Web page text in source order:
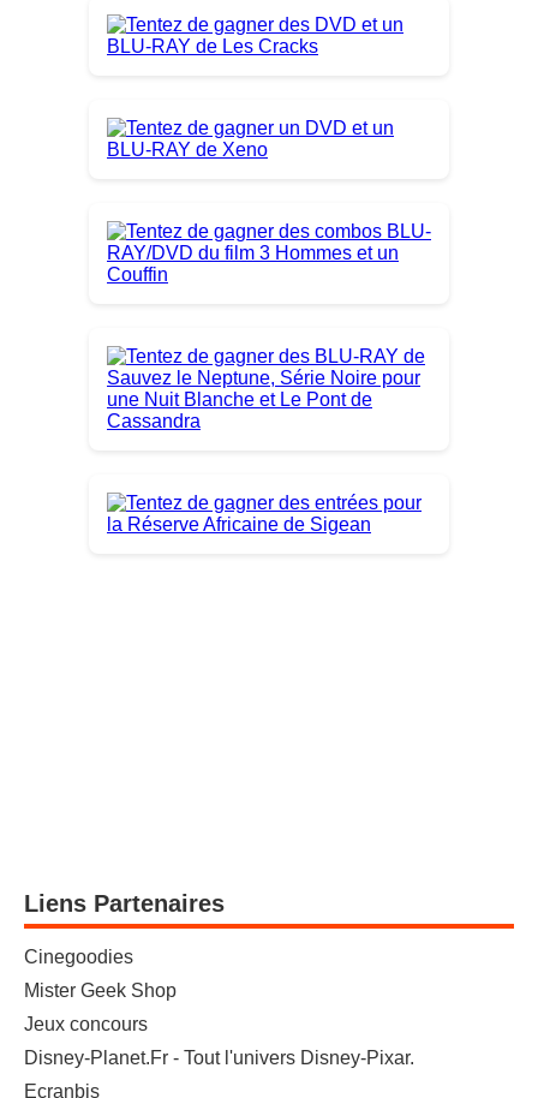
Liens Partenaires
Cinegoodies
Mister Geek Shop
Jeux concours
Disney-Planet.Fr - Tout l'univers Disney-Pixar.
Ecranbis